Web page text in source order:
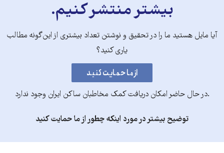
بیشتر منتشر کنیم.
آیا مایل هستید ما را در تحقیق و نوشتن تعداد بیشتری از این‌گونه مطالب
یاری کنید؟
.در حال حاضر امکان دریافت کمک مخاطبان ساکن ایران وجود ندارد
توضیح بیشتر در مورد اینکه چطور از ما حمایت کنید